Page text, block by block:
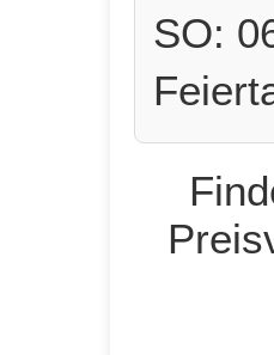
SO: